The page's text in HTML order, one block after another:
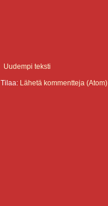
Uudempi teksti
Tilaa: Lähetä kommentteja (Atom)